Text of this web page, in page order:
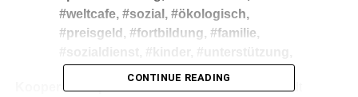
Kooperationspartner
des Sozialreferats der Stadt
CONTINUE READING